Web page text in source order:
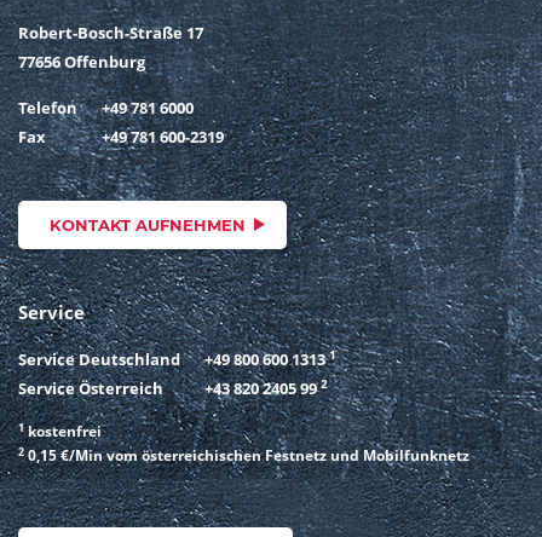
Robert-Bosch-Straße 17
77656 Offenburg
Telefon
+49 781 6000
Fax
+49 781 600-2319
KONTAKT AUFNEHMEN
Service
Service Deutschland +49 800 600 1313 1
Service Österreich +43 820 2405 99 2
1kostenfrei
20,15 €/Min vom österreichischen Festnetz und Mobilfunknetz